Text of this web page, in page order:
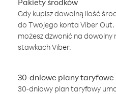
Pakiety środków
Gdy kupisz dowolną ilość
do Twojego konta Viber
możesz dzwonić na dowolny
stawkach Viber.
30-dniowe plany taryfowe
30-dniowy plan taryfowy